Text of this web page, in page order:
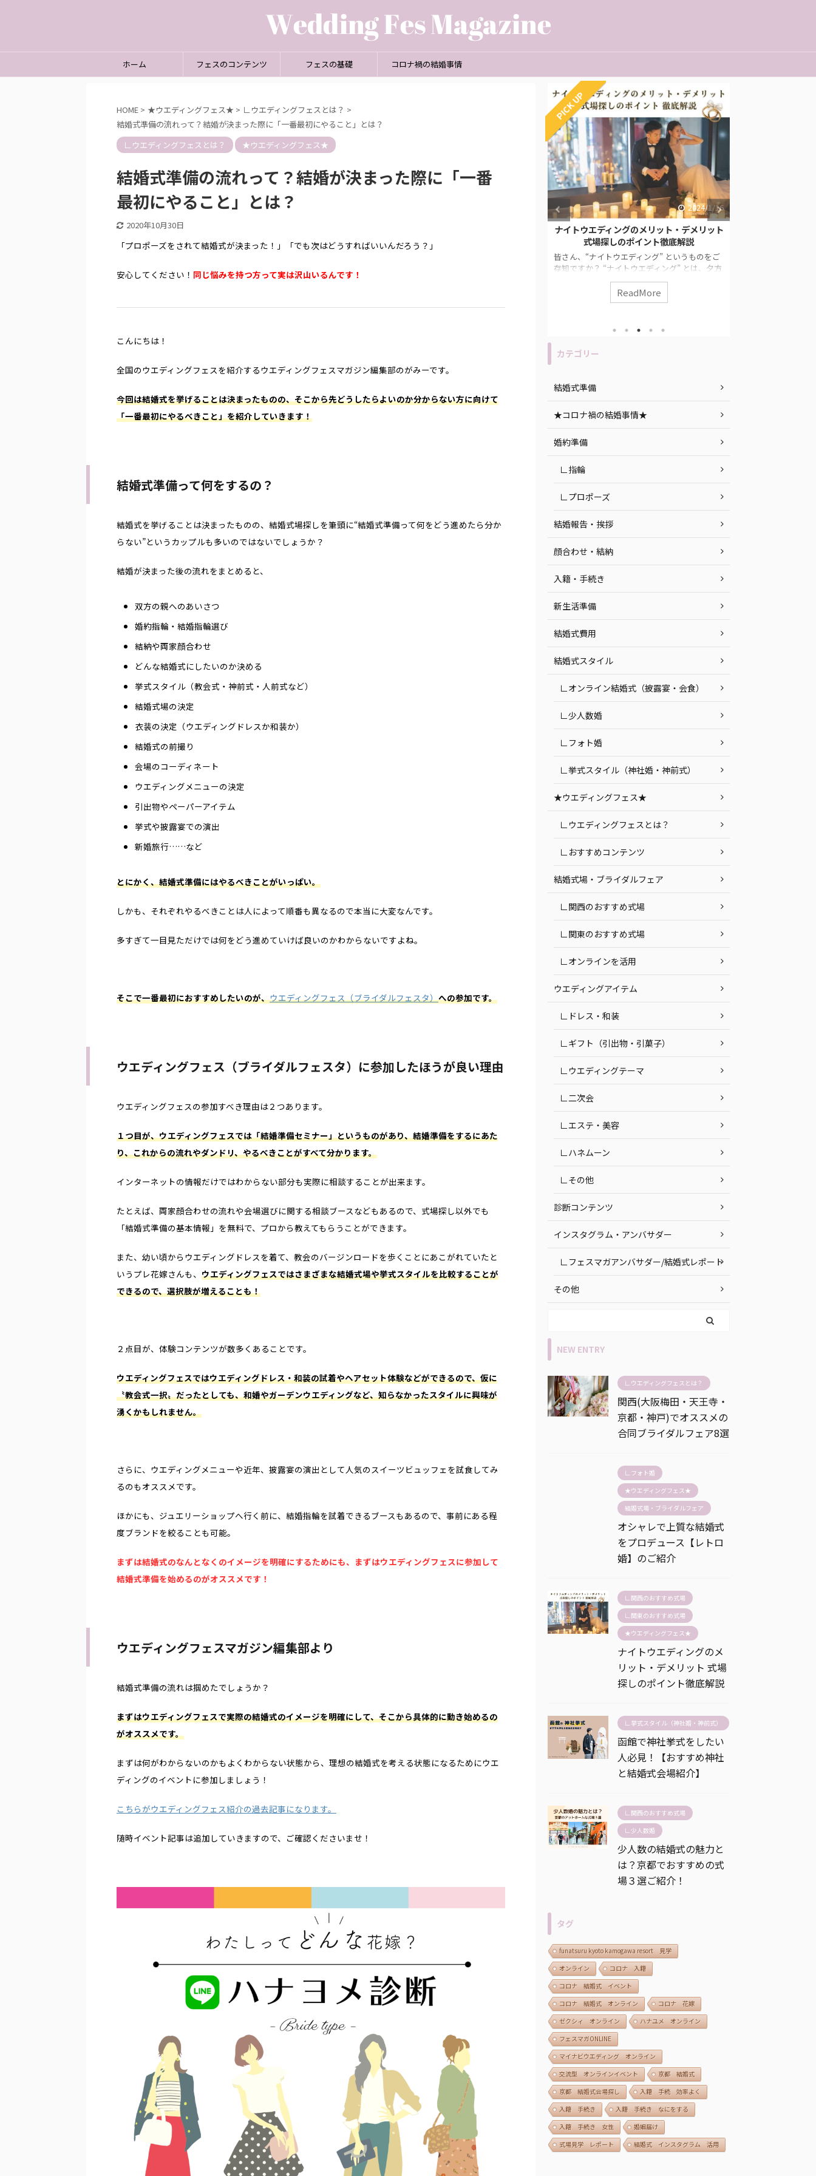
ホーム フェスのコンテンツ フェスの基礎 コロナ禍の結婚事情
HOME > ★ウエディングフェス★ > ∟ウエディングフェスとは？ >
結婚式準備の流れって？結婚が決まった際に「一番最初にやること」とは？
∟ウエディングフェスとは？
★ウエディングフェス★
結婚式準備の流れって？結婚が決まった際に「一番
最初にやること」とは？
2020年10月30日
「プロポーズをされて結婚式が決まった！」「でも次はどうすればいいんだろう？」
安心してください！ 同じ悩みを持つ方って実は沢山いるんです！
こんにちは！
全国のウエディングフェスを紹介するウエディングフェスマガジン編集部のがみーです。
今回は結婚式を挙げることは決まったものの、そこから先どうしたらよいのか分からない方に向けて
「一番最初にやるべきこと」を紹介していきます！
結婚式準備って何をするの？
結婚式を挙げることは決まったものの、結婚式場探しを筆頭に“結婚式準備って何をどう進めたら分か
らない”というカップルも多いのではないでしょうか？
結婚が決まった後の流れをまとめると、
双方の親へのあいさつ
婚約指輪・結婚指輪選び
結納や両家顔合わせ
どんな結婚式にしたいのか決める
挙式スタイル（教会式・神前式・人前式など）
結婚式場の決定
衣装の決定（ウエディングドレスか和装か）
結婚式の前撮り
会場のコーディネート
ウエディングメニューの決定
引出物やペーパーアイテム
挙式や披露宴での演出
新婚旅行……など
とにかく、結婚式準備にはやるべきことがいっぱい。
しかも、それぞれやるべきことは人によって順番も異なるので本当に大変なんです。
多すぎて一目見ただけでは何をどう進めていけば良いのかわからないですよね。
そこで一番最初におすすめしたいのが、ウエディングフェス（ブライダルフェスタ）への参加です。
ウエディングフェス（ブライダルフェスタ）に参加したほうが良い理由
ウエディングフェスの参加すべき理由は２つあります。
１つ目が、ウエディングフェスでは「結婚準備セミナー」というものがあり、結婚準備をするにあた
り、これからの流れやダンドリ、やるべきことがすべて分かります。
インターネットの情報だけではわからない部分も実際に相談することが出来ます。
たとえば、両家顔合わせの流れや会場選びに関する相談ブースなどもあるので、式場探し以外でも
「結婚式準備の基本情報」を無料で、プロから教えてもらうことができます。
また、幼い頃からウエディングドレスを着て、教会のバージンロードを歩くことにあこがれていたと
いうプレ花嫁さんも、 ウエディングフェスではさまざまな結婚式場や挙式スタイルを比較することが
できるので、選択肢が増えることも！
２点目が、体験コンテンツが数多くあることです。
ウエディングフェスではウエディングドレス・和装の試着やヘアセット体験などができるので、仮に
〝教会式一択〟だったとしても、和婚やガーデンウエディングなど、知らなかったスタイルに興味が
湧くかもしれません。
さらに、ウエディングメニューや近年、披露宴の演出として人気のスイーツビュッフェを試食してみ
るのもオススメです。
ほかにも、ジュエリーショップへ行く前に、結婚指輪を試着できるブースもあるので、事前にある程
度ブランドを絞ることも可能。
まずは結婚式のなんとなくのイメージを明確にするためにも、まずはウエディングフェスに参加して
結婚式準備を始めるのがオススメです！
ウエディングフェスマガジン編集部より
結婚式準備の流れは掴めたでしょうか？
まずはウエディングフェスで実際の結婚式のイメージを明確にして、そこから具体的に動き始めるの
がオススメです。
まずは何がわからないのかもよくわからない状態から、理想の結婚式を考える状態になるためにウエ
ディングのイベントに参加しましょう！
こちらがウエディングフェス紹介の過去記事になります。
随時イベント記事は追加していきますので、ご確認くださいませ！
PICK UP
2025/3/20
関西(大阪梅田・天王寺・京都・神戸)でオス
スメの合同ブライダルフェア8選
い。 時間がないから1日でたくさんの式場の話
けど、よくわからない。 かと言って、いきなり
結婚式場のブライダルフェアに参加するのもち
は、最近流行りの合同ブライダルフェアへの参
トロ婚】のご紹介
とってもおすすめなのが、『プロデュースウエ
ースウエディング』『レトロ婚』についてご紹
2024/1/16
ナイトウエディングのメリット・デメリット
皆さん、“ナイトウエディング” というものをご
存知ですか？ “ナイトウエディング” とは、夕方
ウエディングを徹底解説します！ 目次 「ナイト
ウエディング」って何？ ナイトウエディングの
メリット・デメリット ナイトウエディングの式
函館で神社挙式をしたい人必見！【おすすめ
神社と結婚式会場紹介】
「函館で神社挙式したいけれど、どの神社がい
いのかわからない…」 「北海道って結婚式への
考え方が違うって聞いたことあるけれど、何か
気をつけないといけないことあるのかな？」 な
んて考えている、そこのあなた！必見です！ 今
カテゴリー
結婚式準備
★コロナ禍の結婚事情★
婚約準備
∟指輪
∟プロポーズ
結婚報告・挨拶
顔合わせ・結納
入籍・手続き
新生活準備
結婚式費用
結婚式スタイル
∟オンライン結婚式（披露宴・会食）
∟少人数婚
∟フォト婚
∟挙式スタイル（神社婚・神前式）
★ウエディングフェス★
∟ウエディングフェスとは？
∟おすすめコンテンツ
結婚式場・ブライダルフェア
∟関西のおすすめ式場
∟関東のおすすめ式場
∟オンラインを活用
ウエディングアイテム
∟ドレス・和装
∟ギフト（引出物・引菓子）
∟ウエディングテーマ
∟二次会
∟エステ・美容
∟ハネムーン
∟その他
診断コンテンツ
インスタグラム・アンバサダー
∟フェスマガアンバサダー/結婚式レポート
その他
NEW ENTRY
∟ウエディングフェスとは？
関西(大阪梅田・天王寺・
京都・神戸)でオススメの
合同ブライダルフェア8選
∟フォト婚
★ウエディングフェス★
結婚式場・ブライダルフェア
オシャレで上質な結婚式
をプロデュース【レトロ
婚】のご紹介
∟関西のおすすめ式場
∟関東のおすすめ式場
★ウエディングフェス★
ナイトウエディングのメ
リット・デメリット 式場
探しのポイント徹底解説
∟挙式スタイル（神社婚・神前式）
函館で神社挙式をしたい
人必見！【おすすめ神社
と結婚式会場紹介】
∟関西のおすすめ式場
∟少人数婚
少人数の結婚式の魅力と
は？京都でおすすめの式
場３選ご紹介！
タグ
funatsuru kyoto kamogawa resort 見学
オンライン
コロナ 入籍
コロナ 結婚式 イベント
コロナ 結婚式 オンライン
コロナ 花嫁
ゼクシィ オンライン
ハナユメ オンライン
フェスマガONLINE
マイナビウエディング オンライン
交流型 オンラインイベント
京都 結婚式
京都 結婚式会場探し
入籍 手続 効率よく
入籍 手続き
入籍 手続き なにをする
入籍 手続き 女性
婚姻届け
式場見学 レポート
結婚式 インスタグラム 活用